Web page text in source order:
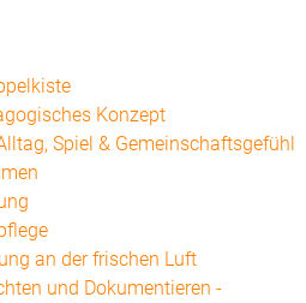
Konzept
Spiel & Gemeinschaftsgefühl
an der frischen Luft
und Dokumentieren -